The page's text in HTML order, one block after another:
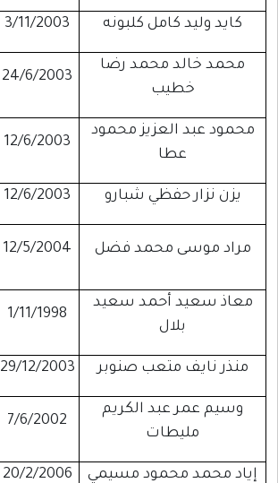
كايد وليد كامل كلبونه 3/11/2003
محمد خالد محمد رضا
خطيب
24/6/2003
محمود عبد العزيز محمود
عطا
12/6/2003
يزن نزار حفظي شبارو 12/6/2003
مراد موسى محمد فضل 12/5/2004
معاذ سعيد أحمد سعيد
بلال
1/11/1998
منذر نايف متعب صنوبر 29/12/2003
وسيم عمر عبد الكريم
مليطات
7/6/2002
إياد محمد محمود مسيمي 20/2/2006